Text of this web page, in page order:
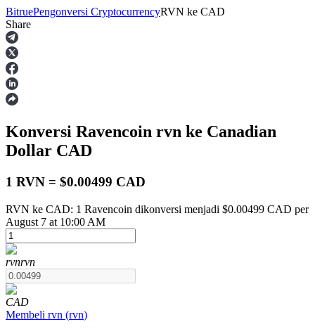
Berjangka
USDT Berjangka
BitruePengonversi CryptocurrencyRVN ke CAD
Share
Konversi Ravencoin rvn ke Canadian
Dollar CAD
1 RVN = $0.00499 CAD
RVN ke CAD: 1 Ravencoin dikonversi menjadi $0.00499 CAD per
August 7 at 10:00 AM
rvnrvn
CAD
Membeli rvn (rvn)